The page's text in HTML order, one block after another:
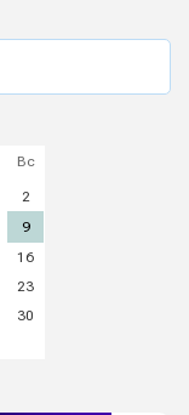
Вс
2
9
16
23
30